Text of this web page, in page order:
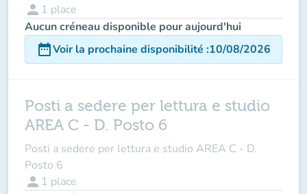
person 1 place
Aucun créneau disponible pour aujourd'hui
date_rangeVoir la prochaine disponibilité :10/08/2026
Posti a sedere per lettura e studio
AREA C - D. Posto 6
Posti a sedere per lettura e studio AREA C - D.
Posto 6
person 1 place